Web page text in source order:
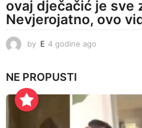
ovaj dječačić je sve
Nevjerojatno, ovo
by E 4 godine ago
a
NE PROPUSTI